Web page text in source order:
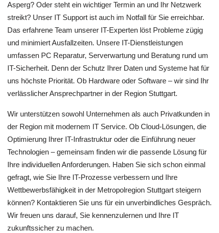
Asperg? Oder steht ein wichtiger Termin an und Ihr Netzwerk
streikt? Unser IT Support ist auch im Notfall für Sie erreichbar.
Das erfahrene Team unserer IT-Experten löst Probleme zügig
und minimiert Ausfallzeiten. Unsere IT-Dienstleistungen
umfassen PC Reparatur, Serverwartung und Beratung rund um
IT-Sicherheit. Denn der Schutz Ihrer Daten und Systeme hat für
uns höchste Priorität. Ob Hardware oder Software – wir sind Ihr
verlässlicher Ansprechpartner in der Region Stuttgart.
Wir unterstützen sowohl Unternehmen als auch Privatkunden in
der Region mit modernem IT Service. Ob Cloud-Lösungen, die
Optimierung Ihrer IT-Infrastruktur oder die Einführung neuer
Technologien – gemeinsam finden wir die passende Lösung für
Ihre individuellen Anforderungen. Haben Sie sich schon einmal
gefragt, wie Sie Ihre IT-Prozesse verbessern und Ihre
Wettbewerbsfähigkeit in der Metropolregion Stuttgart steigern
können? Kontaktieren Sie uns für ein unverbindliches Gespräch.
Wir freuen uns darauf, Sie kennenzulernen und Ihre IT
zukunftssicher zu machen.